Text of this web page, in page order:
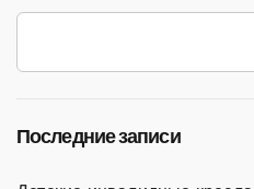
A
p
a
m
Последние записи